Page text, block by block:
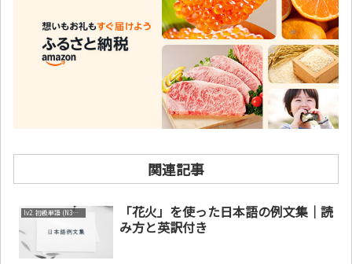
関連記事
lv2. 初級単語 (N3～N4)
「花火」を使った日本語の例文集｜読
み方と英訳付き